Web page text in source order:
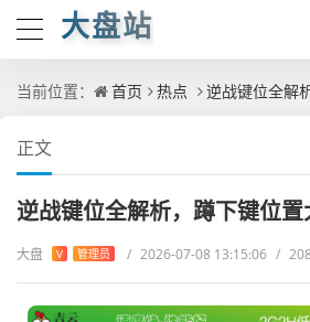
大盘站
当前位置： 首页 热点 逆战键位全解
正文
逆战键位全解析，蹲下键位
大盘 V 管理员 / 2026-07-08 13:15:06 /